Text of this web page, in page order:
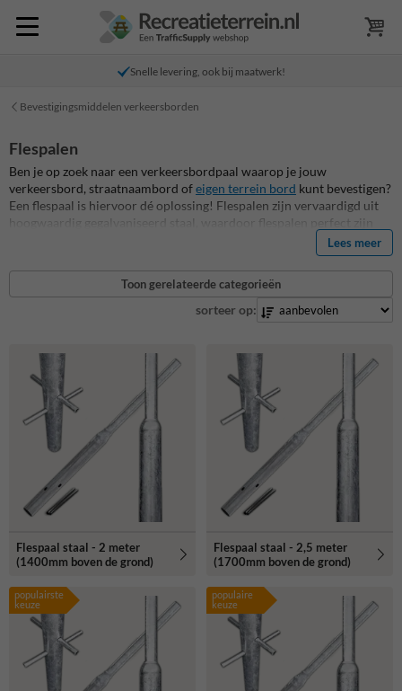
Snelle levering, ook bij maatwerk!
Bevestigingsmiddelen verkeersborden
Flespalen
Ben je op zoek naar een verkeersbordpaal waarop je jouw
verkeersbord, straatnaambord ofeigen terrein bord kunt bevestigen?
Een flespaal is hiervoor dé oplossing! Flespalen zijn vervaardigd uit
hoogwaardig gegalvaniseerd staal, waardoor flespalen perfect zijn
voor buitengebruik. Flespalen zijn in verschillende lengtes
verkrijgbaar, uiteenlopend van 1400mm boven de grond tot
maximaal 3700mm boven de grond.
Een flespaal kan op twee manieren worden gemonteerd, namelijk in
de grond of op de grond. Bij montage in de grond wordt er gebruik
zomaar uit de grond kan worden getrokken. Wanneer extra
versteviging vereist is, zoals bij losse grond, kan er tijdens het
plaatsen van de flespaal eenvoudig snelbeton toegevoegd worden.
Indien de flespaal op een harde ondergrond gemonteerd moet
worden, zoals op asfalt of beton, dan kan deze besteld worden
inclusief aangelaste bodemplaat met voorgeboorde gaten.
Lees meer
Toon gerelateerde categorieën
sorteer op:
Flespaal staal - 2 meter
(1400mm boven de grond)
Flespaal staal - 2,5 meter
(1700mm boven de grond)
populairste
keuze
populaire
keuze